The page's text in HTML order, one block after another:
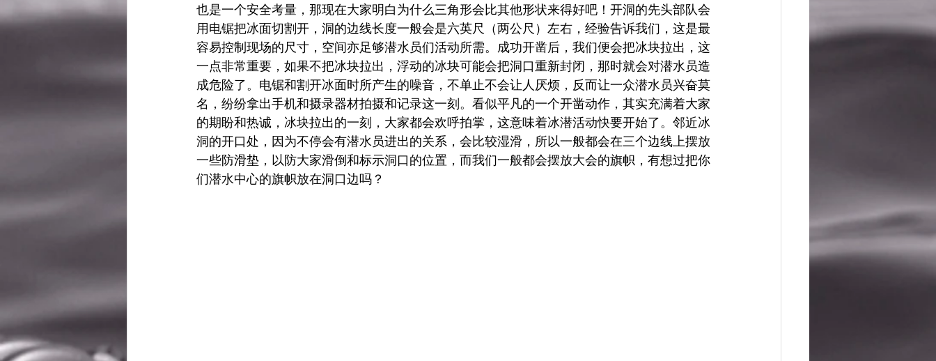
也是一个安全考量，那现在大家明白为什么三角形会比其他形状来得好吧！开洞的先头部队会
用电锯把冰面切割开，洞的边线长度一般会是六英尺（两公尺）左右，经验告诉我们，这是最
容易控制现场的尺寸，空间亦足够潜水员们活动所需。成功开凿后，我们便会把冰块拉出，这
一点非常重要，如果不把冰块拉出，浮动的冰块可能会把洞口重新封闭，那时就会对潜水员造
成危险了。电锯和割开冰面时所产生的噪音，不单止不会让人厌烦，反而让一众潜水员兴奋莫
名，纷纷拿出手机和摄录器材拍摄和记录这一刻。看似平凡的一个开凿动作，其实充满着大家
的期盼和热诚，冰块拉出的一刻，大家都会欢呼拍掌，这意味着冰潜活动快要开始了。邻近冰
洞的开口处，因为不停会有潜水员进出的关系，会比较湿滑，所以一般都会在三个边线上摆放
一些防滑垫，以防大家滑倒和标示洞口的位置，而我们一般都会摆放大会的旗帜，有想过把你
们潜水中心的旗帜放在洞口边吗？